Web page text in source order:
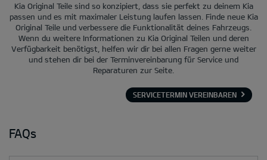
Kia Original Teile sind so konzipiert, dass sie perfekt zu deinem Kia
passen und es mit maximaler Leistung laufen lassen. Finde neue Kia
Original Teile und verbessere die Funktionalität deines Fahrzeugs.
Wenn du weitere Informationen zu Kia Original Teilen und deren
Verfügbarkeit benötigst, helfen wir dir bei allen Fragen gerne weiter
und stehen dir bei der Terminvereinbarung für Service und
Reparaturen zur Seite.
SERVICETERMIN VEREINBAREN
FAQs